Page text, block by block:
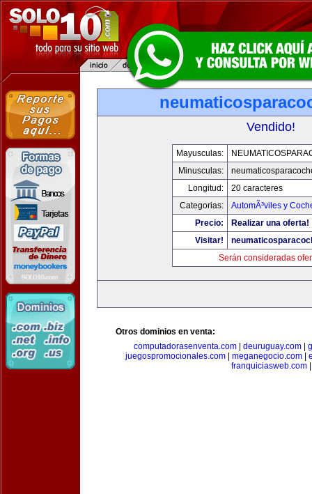
Vendido!
Mayusculas:
Minusculas:
Longitud:
20 caracteres
Categorias:
AutomÃ³viles y
Precio:
Realizar una oferta!
Visitar!
Serán consideradas
Otros dominios en venta:
computadorasenventa.com| deuruguay.com|
juegospromocionales.com
meganegocio.com
franquiciasweb.com|